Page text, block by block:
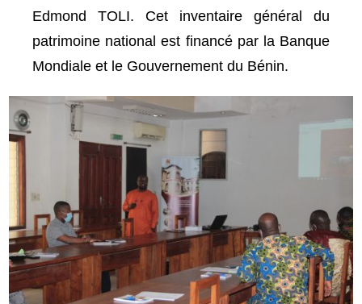
Edmond TOLI. Cet inventaire général du
patrimoine national est financé par la Banque
Mondiale et le Gouvernement du Bénin.